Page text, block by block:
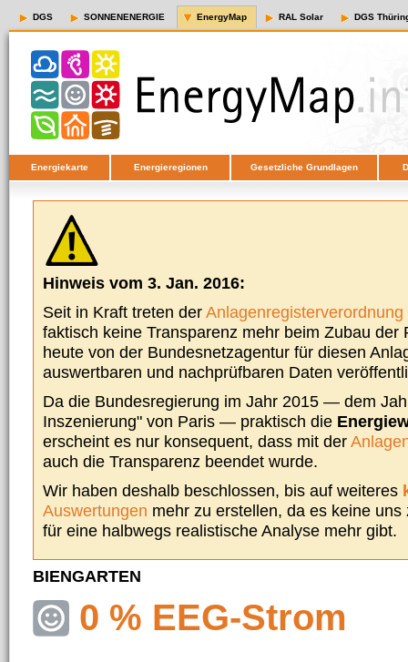
DGS SONNENENERGIE EnergyMap RAL Solar DGS
Energiekarte Energieregionen Gesetzliche Grundlagen
Hinweis vom 3. Jan. 2016:
Seit in Kraft treten derAnlagenregisterverordnung
faktisch keine Transparenz mehr beim Zubau der
heute von der Bundesnetzagentur für diesen
auswertbaren und nachprüfbaren Daten
Da die Bundesregierung im Jahr 2015 — dem
Inszenierung" von Paris — praktisch die
erscheint es nur konsequent, dass mit der
auch die Transparenz beendet wurde.
Wir haben deshalb beschlossen, bis auf weiteres
Auswertungen mehr zu erstellen, da es keine
für eine halbwegs realistische Analyse mehr gibt.
BIENGARTEN
0 % EEG-Strom